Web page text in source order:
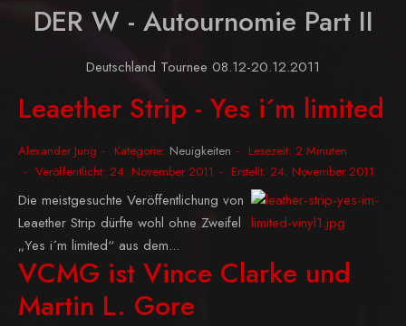
DER W - Autournomie Part II
Deutschland Tournee 08.12-20.12.2011
Leaether Strip - Yes i´m limited
Alexander Jung Kategorie: Neuigkeiten
Lesezeit: 2 Minuten
Veröffentlicht: 24. November 2011
Erstellt: 24. November 2011
Die meistgesuchte Veröffentlichung von
Leaether Strip dürfte wohl ohne Zweifel
„Yes i´m limited“ aus dem...
VCMG ist Vince Clarke und
Martin L. Gore